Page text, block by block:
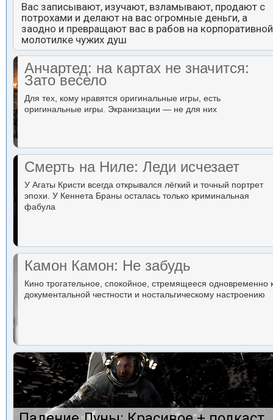
Вас записывают, изучают, взламывают, продают с
потрохами и делают на вас огромные деньги, а
заодно и превращают вас в рабов на корпоративной
молотилке чужих душ
Анчартед: на картах не значится:
Зато весело
Для тех, кому нравятся оригинальные игры, есть
оригинальные игры. Экранизации — не для них
Смерть на Ниле: Леди исчезает
У Агаты Кристи всегда открывался лёгкий и точный портрет
эпохи. У Кеннета Браны осталась только криминальная
фабула
Камон Камон: Не забудь
Кино трогательное, спокойное, стремящееся одновременно
документальной честности и ностальгическому настроению